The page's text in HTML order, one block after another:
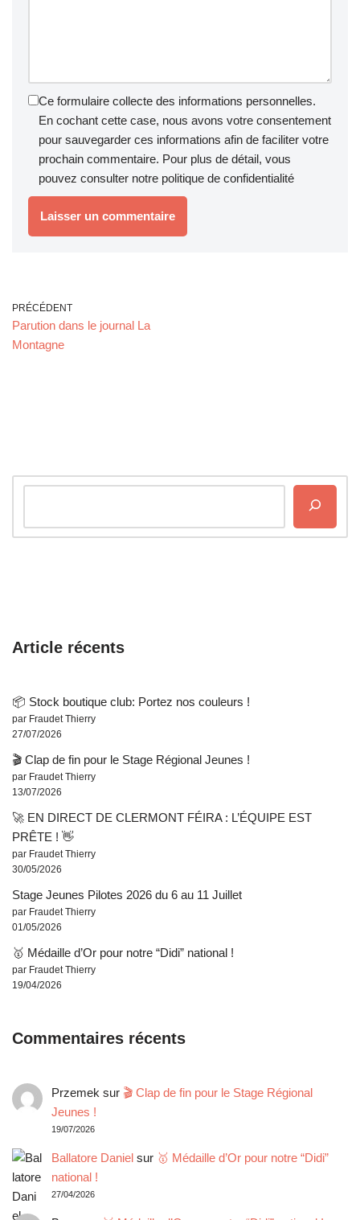
Ce formulaire collecte des informations personnelles.
En cochant cette case, nous avons votre consentement
pour sauvegarder ces informations afin de faciliter votre
prochain commentaire. Pour plus de détail, vous
pouvez consulter notre politique de confidentialité
PRÉCÉDENT
Parution dans le journal La
Montagne
Article récents
📦 Stock boutique club: Portez nos couleurs !
par Fraudet Thierry
27/07/2026
🎬 Clap de fin pour le Stage Régional Jeunes !
par Fraudet Thierry
13/07/2026
🚀 EN DIRECT DE CLERMONT FÉIRA : L’ÉQUIPE EST
PRÊTE ! 👋
par Fraudet Thierry
30/05/2026
Stage Jeunes Pilotes 2026 du 6 au 11 Juillet
par Fraudet Thierry
01/05/2026
🥇 Médaille d’Or pour notre “Didi” national !
par Fraudet Thierry
19/04/2026
Commentaires récents
Przemek sur 🎬 Clap de fin pour le Stage Régional
Jeunes !
19/07/2026
Ballatore Danielsur 🥇 Médaille d’Or pour notre “Didi”
national !
27/04/2026